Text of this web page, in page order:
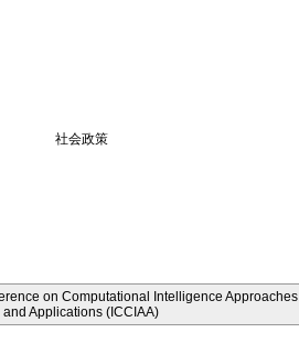
社会政策
on Computational Intelligence Approaches
and Applications (ICCIAA)